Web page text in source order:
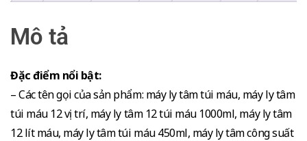
Mô tả
Đặc điểm nổi bật:
– Các tên gọi của sản phẩm: máy ly tâm túi máu, máy ly tâm
túi máu 12 vị trí, máy ly tâm 12 túi máu 1000ml, máy ly tâm
12 lít máu, máy ly tâm túi máu 450ml, máy ly tâm công suất